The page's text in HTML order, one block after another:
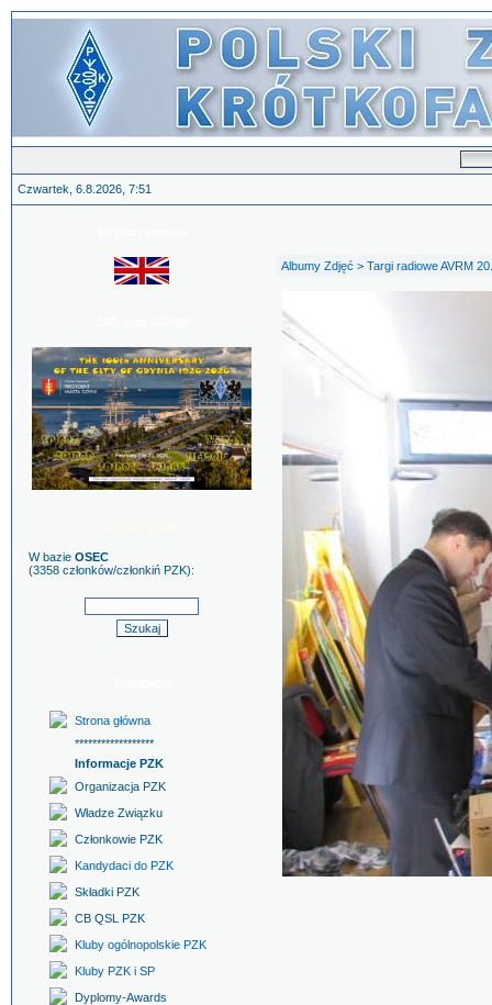
Czwartek, 6.8.2026, 7:51
W bazie OSEC
(3358 członków/członkiń PZK):
Strona główna
******************
Informacje PZK
Organizacja PZK
Władze Związku
Członkowie PZK
Kandydaci do PZK
Składki PZK
CB QSL PZK
Kluby ogólnopolskie PZK
Kluby PZK i SP
Dyplomy-Awards
Albumy Zdjęć > Targi radiowe AVRM